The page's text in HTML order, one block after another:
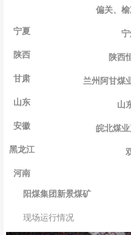
偏关、
宁夏
陕西 陕西
甘肃 兰州阿甘煤
山东 山
安徽 皖北煤
黑龙江
河南
阳煤集团新景煤矿
现场运行情况